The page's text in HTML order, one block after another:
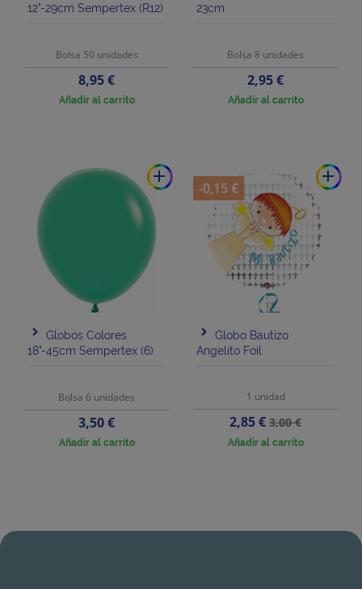
12"-29cm Sempertex (R12)
Bolsa 50 unidades
Precio
8,95 €
Añadir al carrito
23cm
Bolsa 8 unidades
Precio
2,95 €
Añadir al carrito
add
Globos Colores
18"-45cm Sempertex (6)
Bolsa 6 unidades
Precio
3,50 €
Añadir al carrito
add
Globo Bautizo
Angelito Foil
1 unidad
Precio
2,85 €Precio
base
3,00 €
Añadir al carrito
-0,15 €